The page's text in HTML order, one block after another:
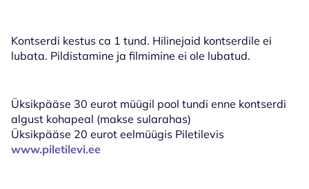
Kontserdi kestus ca 1 tund. Hilinejaid kontserdile ei
lubata. Pildistamine ja filmimine ei ole lubatud.
Üksikpääse 30 eurot müügil pool tundi enne kontserdi
algust kohapeal (makse sularahas)
Üksikpääse 20 eurot eelmüügis Piletilevis
www.piletilevi.ee